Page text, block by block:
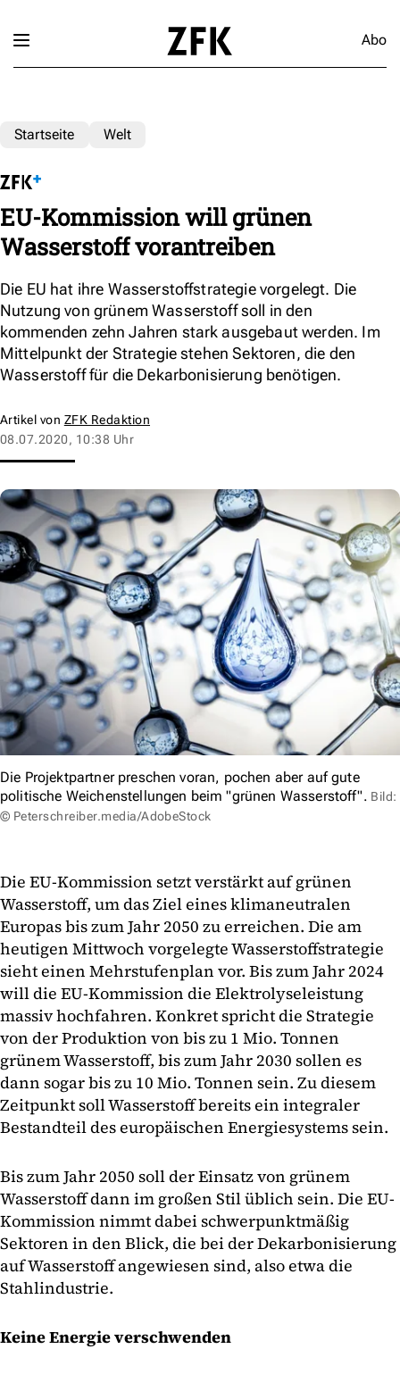
Abo
Startseite Welt
EU-Kommission will grünen
Wasserstoff vorantreiben
Die EU hat ihre Wasserstoffstrategie vorgelegt. Die
Nutzung von grünem Wasserstoff soll in den
kommenden zehn Jahren stark ausgebaut werden. Im
Mittelpunkt der Strategie stehen Sektoren, die den
Wasserstoff für die Dekarbonisierung benötigen.
Artikel von ZFK Redaktion
08.07.2020, 10:38 Uhr
Die Projektpartner preschen voran, pochen aber auf gute
politische Weichenstellungen beim "grünen Wasserstoff". Bild:
© Peterschreiber.media/AdobeStock
Die EU-Kommission setzt verstärkt auf grünen
Wasserstoff, um das Ziel eines klimaneutralen
Europas bis zum Jahr 2050 zu erreichen. Die am
heutigen Mittwoch vorgelegte Wasserstoffstrategie
sieht einen Mehrstufenplan vor. Bis zum Jahr 2024
will die EU-Kommission die Elektrolyseleistung
massiv hochfahren. Konkret spricht die Strategie
von der Produktion von bis zu 1 Mio. Tonnen
grünem Wasserstoff, bis zum Jahr 2030 sollen es
dann sogar bis zu 10 Mio. Tonnen sein. Zu diesem
Zeitpunkt soll Wasserstoff bereits ein integraler
Bestandteil des europäischen Energiesystems sein.
Bis zum Jahr 2050 soll der Einsatz von grünem
Wasserstoff dann im großen Stil üblich sein. Die EU-
Kommission nimmt dabei schwerpunktmäßig
Sektoren in den Blick, die bei der Dekarbonisierung
auf Wasserstoff angewiesen sind, also etwa die
Stahlindustrie.
Keine Energie verschwenden